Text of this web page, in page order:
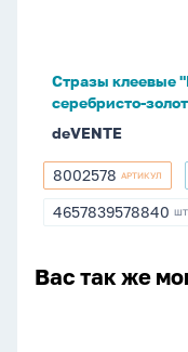
Стразы клеевые
серебристо-
deVENTE
8002578
8002578 АРТИКУЛ
4657839578840
4657839578840
Вас так же